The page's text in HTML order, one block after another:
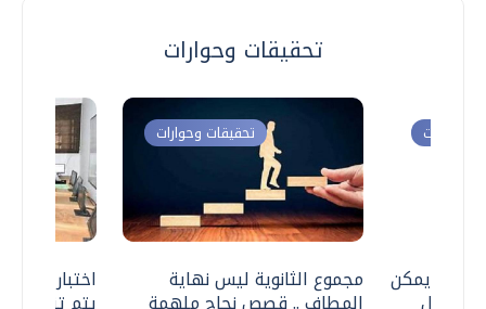
تحقيقات وحوارات
اختبارات
تحقيقات وحوارات
مجموع الثانوية ليس نهاية
وحوارات
.. هل يمكن